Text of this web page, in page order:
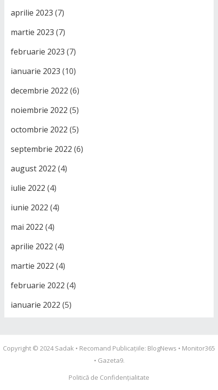
aprilie 2023 (7)
martie 2023 (7)
februarie 2023 (7)
ianuarie 2023 (10)
decembrie 2022 (6)
noiembrie 2022 (5)
octombrie 2022 (5)
septembrie 2022 (6)
august 2022 (4)
iulie 2022 (4)
iunie 2022 (4)
mai 2022 (4)
aprilie 2022 (4)
martie 2022 (4)
februarie 2022 (4)
ianuarie 2022 (5)
Copyright © 2024Sadak • Recomand Publicațiile: BlogNews • Monitor365
• Gazeta9.
Politică de Confidențialitate